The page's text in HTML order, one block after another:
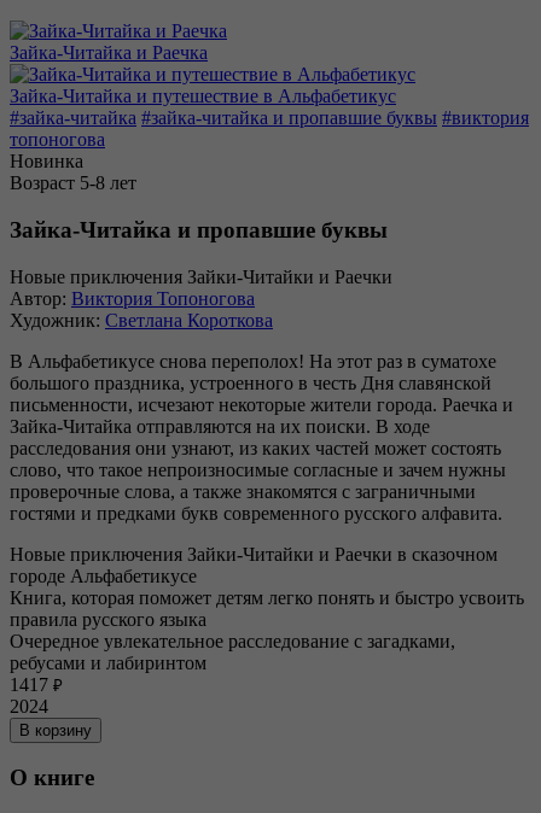
Зайка-Читайка и Раечка
Зайка-Читайка и путешествие в Альфабетикус
#зайка-читайка #зайка-читайка и пропавшие буквы #виктория
топоногова
Новинка
Возраст 5-8 лет
Зайка-Читайка и пропавшие буквы
Новые приключения Зайки-Читайки и Раечки
Автор: Виктория Топоногова
Художник: Светлана Короткова
В Альфабетикусе снова переполох! На этот раз в суматохе
большого праздника, устроенного в честь Дня славянской
письменности, исчезают некоторые жители города. Раечка и
Зайка-Читайка отправляются на их поиски. В ходе
расследования они узнают, из каких частей может состоять
слово, что такое непроизносимые согласные и зачем нужны
проверочные слова, а также знакомятся с заграничными
гостями и предками букв современного русского алфавита.
Новые приключения Зайки-Читайки и Раечки в сказочном
городе Альфабетикусе
Книга, которая поможет детям легко понять и быстро усвоить
правила русского языка
Очередное увлекательное расследование с загадками,
ребусами и лабиринтом
1417 ₽
2024
В корзину
О книге